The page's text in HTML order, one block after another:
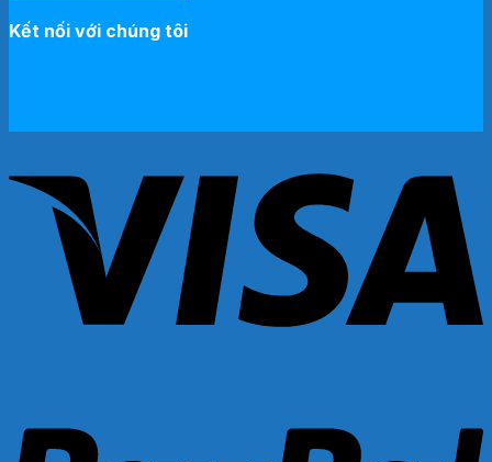
Kết nối với chúng tôi